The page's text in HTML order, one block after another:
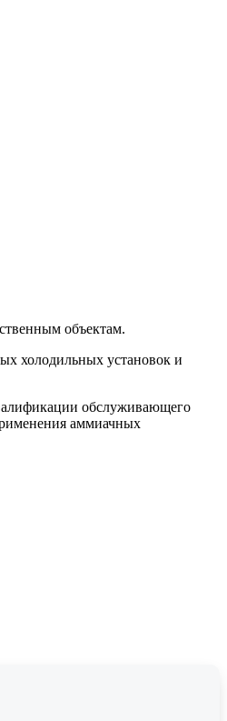
объектам.
холодильных установок и
обслуживающего
аммиачных